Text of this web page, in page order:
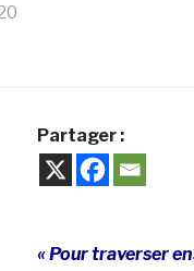
Partager :
« Pour traverser